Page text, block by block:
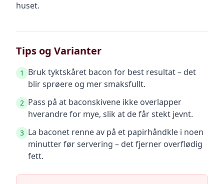
huset.
Tips og Varianter
1
Bruk tyktskåret bacon for best resultat – det
blir sprøere og mer smaksfullt.
2 Pass på at baconskivene ikke overlapper
hverandre for mye, slik at de får stekt jevnt.
3 La baconet renne av på et papirhåndkle i noen
minutter før servering – det fjerner overflødig
fett.